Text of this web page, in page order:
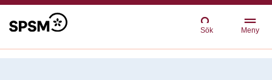
Sök Meny